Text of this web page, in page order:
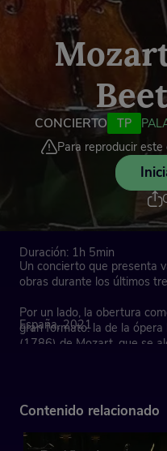
CONCIERTO TP
Para reproducir este
Duración: 1h 5min
Un concierto que presenta
obras durante los últimos
Por un lado, la obertura
gran formato: la de la
(1786) de Mozart, que se
concierto en Do mayor
violonchelista de la
contiene pasajes de
España, 2021
Contenido relacionado